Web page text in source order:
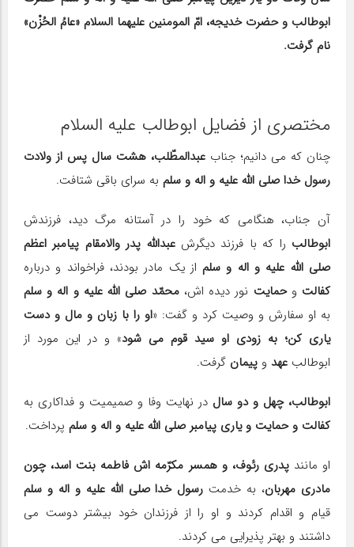
ابوطالب و حضرت خدیجه، امّ المومنین علیهما السلام «عامُ الحُزْن»
نام گرفت.
مختصری از فضایل ابوطالب علیه السلام
چنان که می دانیم؛ جناب عبدالمطّلب، هشت سال پس از ولادت
رسول خدا صلی الله علیه و اله و سلم به سرای باقی شتافت.
آن جناب، هنگامی که خود را در آستانه مرگ دید، فرزندش
ابوطالب را که با فرزند دیگرشعبدالله پدر والامقام پیامبر اعظم
صلی الله علیه و اله و سلماز یک مادر بودند، فراخواند و درباره
کفالت وحمایت نور دیده اش،محمّد صلی الله علیه و اله و سلم
به او سفارش و وصیت کرد و گفت: «او را با زبان و مال و دست
یاری کن؛ به زودی او سید قوم می شود» و در این مورد از
ابوطالب عهد و پیمان گرفت.
ابوطالب، چهل و دو سال در نهایت وفا و صمیمیت و فداکاری به
کفالت و حمایت و یاری پیامبر صلی الله علیه و اله و سلم پرداخت.
او مانندپدری رئوف، و همسر مکرّمه اش فاطمه بنت اسد، چون
مادری مهربان، به خدمت رسول خدا صلی الله علیه و اله و سلم
قیام و اقدام کردند و او را از فرزندان خود بیشتر دوست می
داشتند و بهتر پذیرایی می کردند.